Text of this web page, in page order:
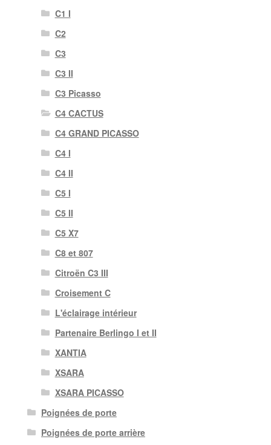
C1 I
C2
C3
C3 II
C3 Picasso
C4 CACTUS
C4 GRAND PICASSO
C4 I
C4 II
C5 I
C5 II
C5 X7
C8 et 807
Citroën C3 III
Croisement C
L'éclairage intérieur
Partenaire Berlingo I et II
XANTIA
XSARA
XSARA PICASSO
Poignées de porte
Poignées de porte arrière